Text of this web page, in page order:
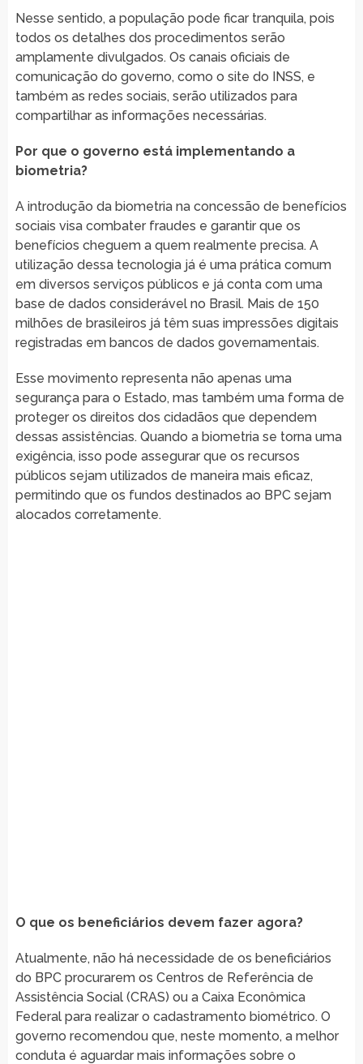
Nesse sentido, a população pode ficar tranquila, pois
todos os detalhes dos procedimentos serão
amplamente divulgados. Os canais oficiais de
comunicação do governo, como o site do INSS, e
também as redes sociais, serão utilizados para
compartilhar as informações necessárias.
Por que o governo está implementando a
biometria?
A introdução da biometria na concessão de benefícios
sociais visa combater fraudes e garantir que os
benefícios cheguem a quem realmente precisa. A
utilização dessa tecnologia já é uma prática comum
em diversos serviços públicos e já conta com uma
base de dados considerável no Brasil. Mais de 150
milhões de brasileiros já têm suas impressões digitais
registradas em bancos de dados governamentais.
Esse movimento representa não apenas uma
segurança para o Estado, mas também uma forma de
proteger os direitos dos cidadãos que dependem
dessas assistências. Quando a biometria se torna uma
exigência, isso pode assegurar que os recursos
públicos sejam utilizados de maneira mais eficaz,
permitindo que os fundos destinados ao BPC sejam
alocados corretamente.
O que os beneficiários devem fazer agora?
Atualmente, não há necessidade de os beneficiários
do BPC procurarem os Centros de Referência de
Assistência Social (CRAS) ou a Caixa Econômica
Federal para realizar o cadastramento biométrico. O
governo recomendou que, neste momento, a melhor
conduta é aguardar mais informações sobre o